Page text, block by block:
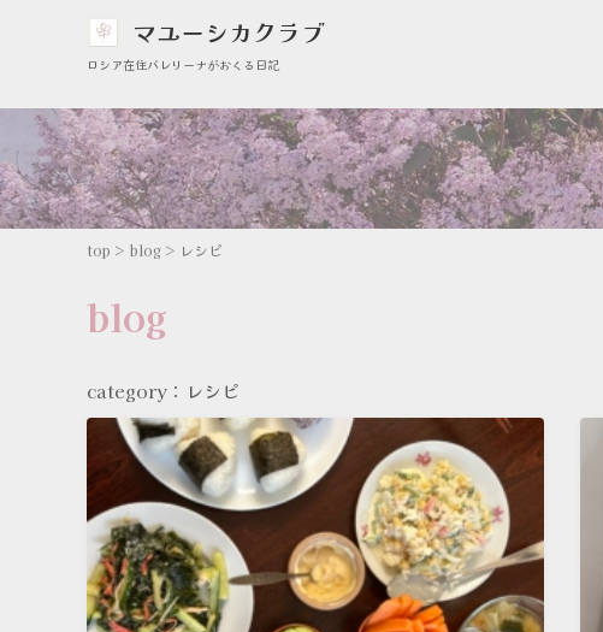
マユーシカクラブ
ロシア在住バレリーナがおくる日記
top > blog > レシピ
blog
category：レシピ